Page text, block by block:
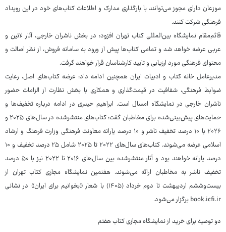
موزعان دارای مجوز می‌توانند با بارگذاری مدارک و اطلاعات کتاب‌های خود در این رویداد
فرهنگی شرکت کنند.
قائم‌مقام نمایشگاه بین‌المللی کتاب تهران افزود: در بخش ناشران خارجی، آثار لاتین و
عربی عرضه خواهد شد و تمامی کتاب‌ها پیش از ورود به سامانه فروش، از نظر اصالت و
محتوای فرهنگی مورد ارزیابی و تایید کارشناسان قرار خواهند گرفت.
مدیرعامل خانه کتاب و ادبیات ایران همچنین ادامه داد: عرضه کتاب‌های اصل، رعایت
ضوابط فرهنگی، شفافیت در قیمت‌گذاری و همکاری با بخش نظارت از الزامات حضور
ناشران خارجی در نمایشگاه امسال است. ابراهیم حیدری در ادامه درباره تخفیف‌ها و
حمایت‌های پیش‌بینی‌شده برای مخاطبان گفت: کتاب‌های منتشرشده در سال‌های ۲۰۲۵ و
۲۰۲۶ با ۱۰ درصد تخفیف ناشر و ۱۰ درصد یارانه معاونت فرهنگی وزارت فرهنگ و ارشاد
اسلامی عرضه می‌شوند. کتاب‌های سال‌های ۲۰۲۲ تا ۲۰۲۵ شامل ۲۵ درصد تخفیف و ۱۰
درصد یارانه خواهند بود و آثار منتشرشده بین سال‌های ۲۰۱۶ تا ۲۰۲۲ نیز با ۵۰ درصد
تخفیف ناشر به مخاطبان ارائه می‌شوند. هفتمین نمایشگاه مجازی کتاب تهران از
بیست‌وششم اردیبهشت تا دوم خرداد (۱۴۰۵) با شعار «بخوانیم برای ایران» در نشانی
book.icfi.ir برگزار می‌شود.
دو توصیه برای خرید از نمایشگاه مجازی کتاب هفتم